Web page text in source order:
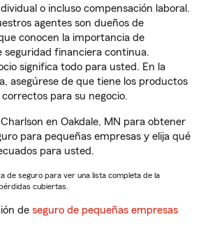
o incluso compensación laboral.
agentes son dueños de
conocen la importancia de
seguridad financiera continua.
significa todo para usted. En la
asegúrese de que tiene los productos
para su negocio.
en Oakdale, MN para obtener
para pequeñas empresas y elija qué
para usted.
de seguro para ver una lista completa de la
cubiertas.
de seguro de pequeñas empresas